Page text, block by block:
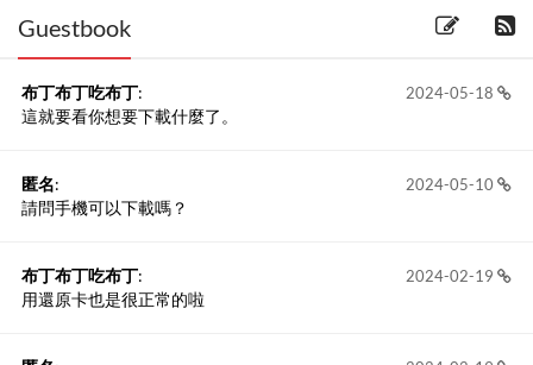
Guestbook
2024-05-18
布丁布丁吃布丁:
這就要看你想要下載什麼了。
2024-05-10
匿名:
請問手機可以下載嗎？
2024-02-19
布丁布丁吃布丁:
用還原卡也是很正常的啦